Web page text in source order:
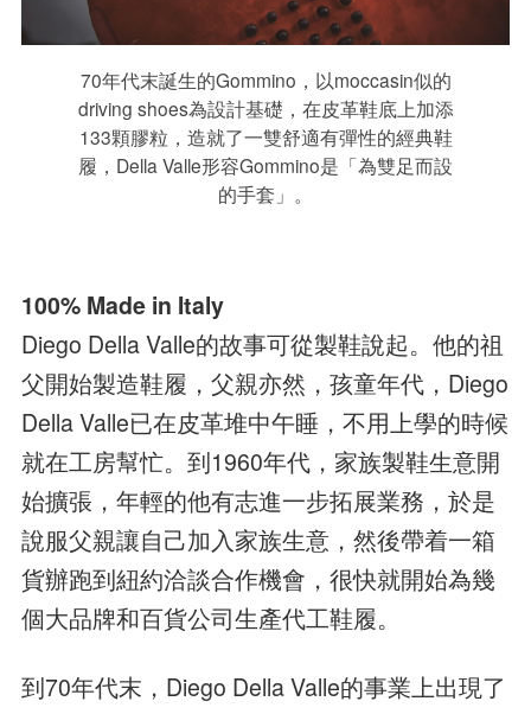
70年代末誕生的Gommino，以moccasin似的
driving shoes為設計基礎，在皮革鞋底上加添
133顆膠粒，造就了一雙舒適有彈性的經典鞋
履，Della Valle形容Gommino是「為雙足而設
的手套」。
100% Made in Italy
Diego Della Valle的故事可從製鞋說起。他的祖
父開始製造鞋履，父親亦然，孩童年代，Diego
Della Valle已在皮革堆中午睡，不用上學的時候
就在工房幫忙。到1960年代，家族製鞋生意開
始擴張，年輕的他有志進一步拓展業務，於是
說服父親讓自己加入家族生意，然後帶着一箱
貨辦跑到紐約洽談合作機會，很快就開始為幾
個大品牌和百貨公司生產代工鞋履。
到70年代末，Diego Della Valle的事業上出現了